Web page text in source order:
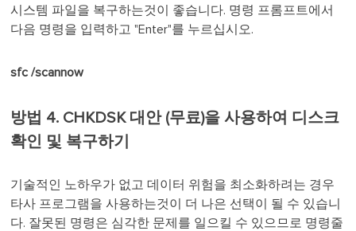
시스템 파일을 복구하는것이 좋습니다. 명령 프롬프트에서
다음 명령을 입력하고 "Enter"를 누르십시오.
sfc /scannow
방법 4. CHKDSK 대안 (무료)을 사용하여 디스크
확인 및 복구하기
기술적인 노하우가 없고 데이터 위험을 최소화하려는 경우
타사 프로그램을 사용하는것이 더 나은 선택이 될 수 있습니
다. 잘못된 명령은 심각한 문제를 일으킬 수 있으므로 명령줄